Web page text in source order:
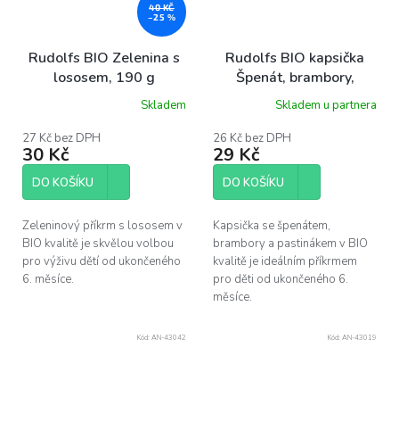
40 KČ
–25 %
Rudolfs BIO Zelenina s
lososem, 190 g
Skladem
27 Kč bez DPH
30 Kč
DO KOŠÍKU
Zeleninový příkrm s lososem v
BIO kvalitě je skvělou volbou
pro výživu dětí od ukončeného
6. měsíce.
Rudolfs BIO kapsička
Špenát, brambory,
pastynák s hovězím
masem, 110 g
Skladem u partnera
26 Kč bez DPH
29 Kč
DO KOŠÍKU
Kapsička se špenátem,
brambory a pastinákem v BIO
kvalitě je ideálním příkrmem
pro děti od ukončeného 6.
měsíce.
Kód: AN-43042 Kód: AN-43019